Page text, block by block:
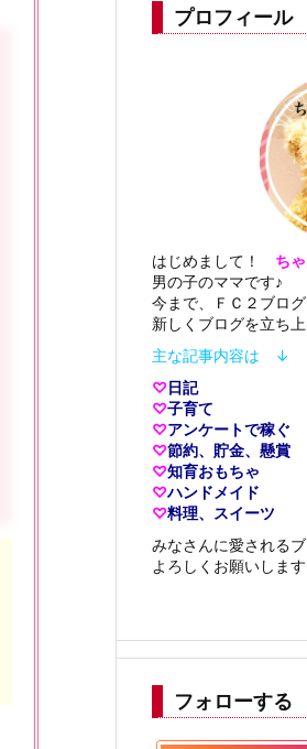
プロフィール
はじめまして！ ち
男の子のママです♪
今まで、ＦＣ２ブロ
新しくブログを立ち上
主な記事内容は ↓
♡日記
♡子育て
♡アンケートで稼ぐ
♡節約、貯金、懸賞
♡知育おもちゃ
♡ハンドメイド
♡料理、スイーツ
みなさんに愛される
よろしくお願いしま
フォローする